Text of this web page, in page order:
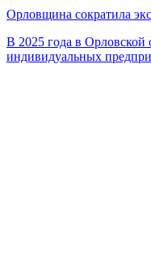
Орловщина сократила
В 2025 года в Орловской
индивидуальных